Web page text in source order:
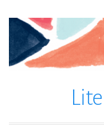
Zum
springen